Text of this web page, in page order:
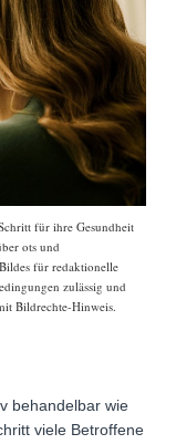
für ihre Gesundheit
ots und
für redaktionelle
zulässig und
Bildrechte-Hinweis.
behandelbar wie
viele Betroffene